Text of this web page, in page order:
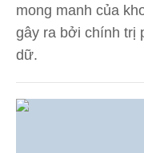
mong manh của
gây ra bởi chính trị
dữ.